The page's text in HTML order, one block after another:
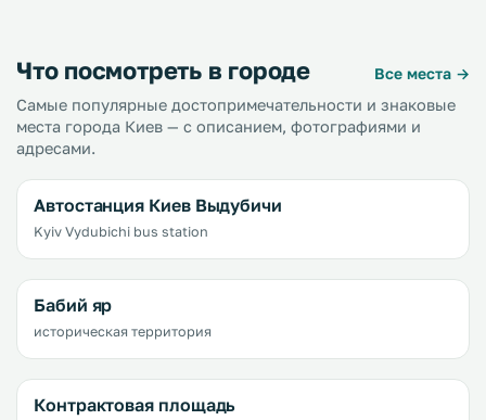
Что посмотреть в городе
Все места →
Самые популярные достопримечательности и знаковые
места города Киев — с описанием, фотографиями и
адресами.
Автостанция Киев Выдубичи
Kyiv Vydubichi bus station
Бабий яр
историческая территория
Контрактовая площадь